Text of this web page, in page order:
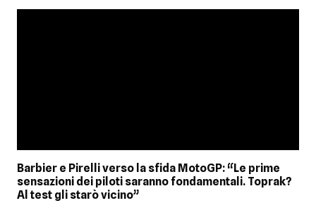
Barbier e Pirelli verso la sfida MotoGP: “Le prime
sensazioni dei piloti saranno fondamentali. Toprak?
Al test gli starò vicino”